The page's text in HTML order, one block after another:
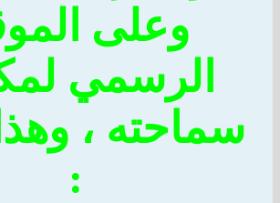
وعلى الموقع
الرسمي
، وهذا